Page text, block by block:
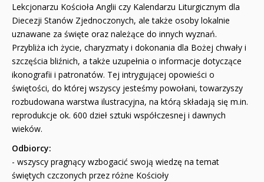
Lekcjonarzu Kościoła Anglii czy Kalendarzu Liturgicznym dla
Diecezji Stanów Zjednoczonych, ale także osoby lokalnie
uznawane za święte oraz należące do innych wyznań.
Przybliża ich życie, charyzmaty i dokonania dla Bożej chwały i
szczęścia bliźnich, a także uzupełnia o informacje dotyczące
ikonografii i patronatów. Tej intrygującej opowieści o
świętości, do której wszyscy jesteśmy powołani, towarzyszy
rozbudowana warstwa ilustracyjna, na którą składają się m.in.
reprodukcje ok. 600 dzieł sztuki współczesnej i dawnych
wieków.
Odbiorcy:
- wszyscy pragnący wzbogacić swoją wiedzę na temat
świętych czczonych przez różne Kościoły